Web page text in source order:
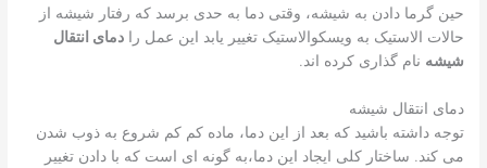
حین گرما دادن به شیشه، وقتی دما به حدی برسد که رفتار شیشه از
حالات الاستیک به ویسکوالاستیک تغییر یابد این عمل رادمای انتقال
شیشه نام گذاری کرده اند.
دمای انتقال شیشه
توجه داشته باشید که بعد از این دما، ماده کم کم شروع به ذوب شدن
می کند. ساختار کلی ایجاد این دما،به گونه ای است که با دادن تغییر